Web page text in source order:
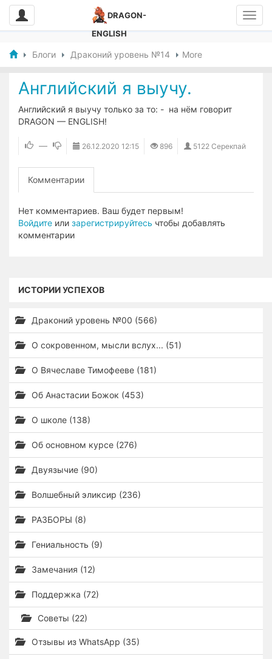
DRAGON-
ENGLISH
Блоги Драконий уровень №14 More
Английский я выучу.
Английский я выучу только за то: - на нём говорит
DRAGON — ENGLISH!
— 26.12.2020 12:15 896 5122 Серекпай
Комментарии
Нет комментариев. Ваш будет первым!
Войдите или зарегистрируйтесь чтобы добавлять
комментарии
ИСТОРИИ УСПЕХОВ
Драконий уровень №00 (566)
О сокровенном, мысли вслух... (51)
О Вячеславе Тимофееве (181)
Об Анастасии Божок (453)
О школе (138)
Об основном курсе (276)
Двуязычие (90)
Волшебный эликсир (236)
РАЗБОРЫ (8)
Гениальность (9)
Замечания (12)
Поддержка (72)
Советы (22)
Отзывы из WhatsApp (35)